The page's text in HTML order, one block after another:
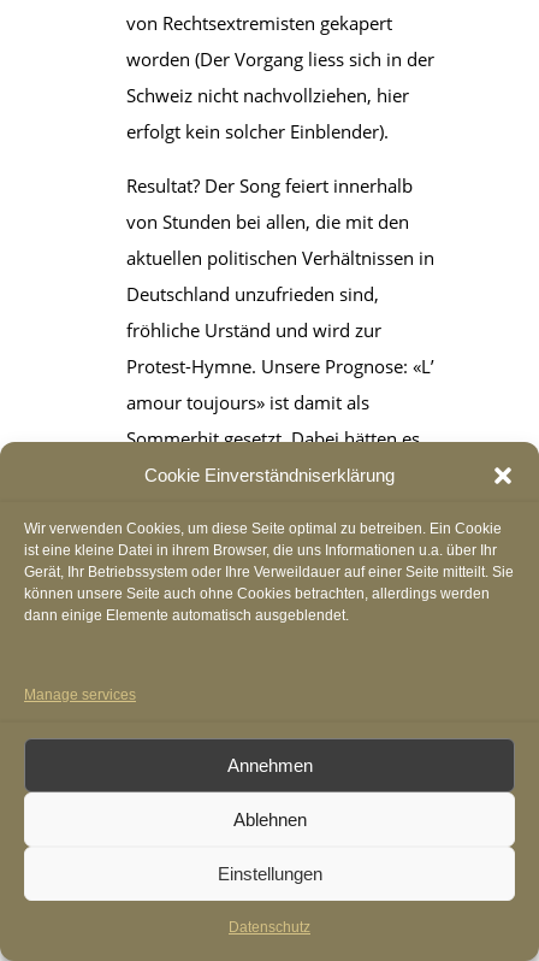
Cookie Einverständniserklärung
Wir verwenden Cookies, um diese Seite optimal zu betreiben. Ein Cookie
ist eine kleine Datei in ihrem Browser, die uns Informationen u.a. über Ihr
Gerät, Ihr Betriebssystem oder Ihre Verweildauer auf einer Seite mitteilt. Sie
können unsere Seite auch ohne Cookies betrachten, allerdings werden
dann einige Elemente automatisch ausgeblendet.
Manage services
Annehmen
Ablehnen
Einstellungen
Datenschutz
von Rechtsextremisten gekapert
worden (Der Vorgang liess sich in der
Schweiz nicht nachvollziehen, hier
erfolgt kein solcher Einblender).
Resultat? Der Song feiert innerhalb
von Stunden bei allen, die mit den
aktuellen politischen Verhältnissen in
Deutschland unzufrieden sind,
fröhliche Urständ und wird zur
Protest-Hymne. Unsere Prognose: «L’
amour toujours» ist damit als
Sommerhit gesetzt. Dabei hätten es
die Deutschen wissen können: Vor
Empörten auf den Song «Layla», in
der eine «junge schöne geile»
Puffmutter besungen wird. Statt den
eine kurze Halbwertszeit zu
Bewegung eine breite Sexismus-
Debatte – und der Song wurde zum
SCHWEIZER RICHTERIN LÄSST
KRITISCHEN ZEITUNGSARTIKEL